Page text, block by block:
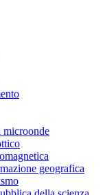
microonde
geografica